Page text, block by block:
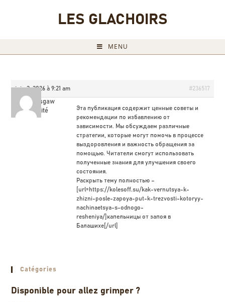
LES GLACHOIRS
MENU
juin 2, 2026 à 9:21 am #236517
Charlesgaw
Invité
Эта публикация содержит ценные советы и
рекомендации по избавлению от
зависимости. Мы обсуждаем различные
стратегии, которые могут помочь в процессе
выздоровления и важность обращения за
помощью. Читатели смогут использовать
полученные знания для улучшения своего
состояния.
Раскрыть тему полностью –
[url=https://kolesoff.su/kak-vernutsya-k-
zhizni-posle-zapoya-put-k-trezvosti-kotoryy-
nachinaetsya-s-odnogo-
resheniya/]капельницы от запоя в
Балашихе[/url]
Catégories
Disponible pour allez grimper ?